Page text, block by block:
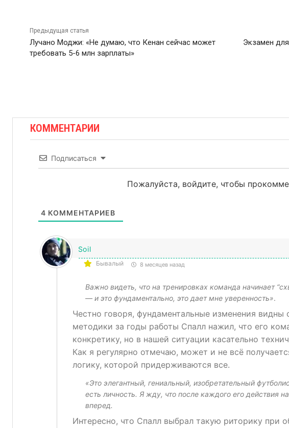
Предыдущая статья
Лучано Моджи: «Не думаю, что Кенан сейчас может
требовать 5-6 млн зарплаты»
Экзамен
КОММЕНТАРИИ
Подписаться
Пожалуйста, войдите, чтобы
4 КОММЕНТАРИЕВ
Soil
Бывалый 8 месяцев назад
Важно видеть, что на тренировках команда начинает
— и это фундаментально, это дает мне уверенность».
Честно говоря, фундаментальные изменения видны
методики за годы работы Спалл нажил, что его
конкретику, но в нашей ситуации касательно
Как я регулярно отмечаю, может и не всё
логику, которой придерживаются все.
«Это элегантный, гениальный, изобретательный
есть личность. Я жду, что после каждого его действия
вперед.
Интересно, что Спалл выбрал такую риторику при